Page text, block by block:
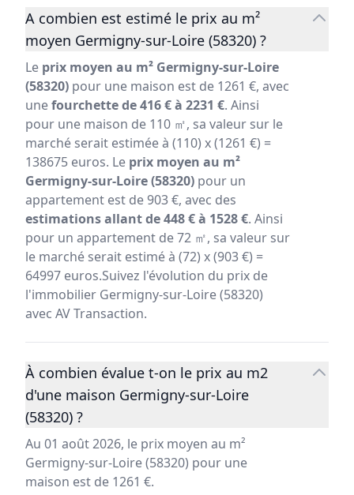
A combien est estimé le prix au m²
moyen Germigny-sur-Loire (58320) ?
Le prix moyen au m² Germigny-sur-Loire
(58320) pour une maison est de 1261 €, avec
unefourchette de 416 € à 2231 €. Ainsi
pour une maison de 110 ㎡, sa valeur sur le
marché serait estimée à (110) x (1261 €) =
138675 euros. Le prix moyen au m²
Germigny-sur-Loire (58320) pour un
appartement est de 903 €, avec des
estimations allant de 448 € à 1528 €. Ainsi
pour un appartement de 72 ㎡, sa valeur sur
le marché serait estimé à (72) x (903 €) =
64997 euros.Suivez l'évolution du prix de
l'immobilier Germigny-sur-Loire (58320)
avec AV Transaction.
À combien évalue t-on le prix au m2
d'une maison Germigny-sur-Loire
(58320) ?
Au 01 août 2026, le prix moyen au m²
Germigny-sur-Loire (58320) pour une
maison est de 1261 €.